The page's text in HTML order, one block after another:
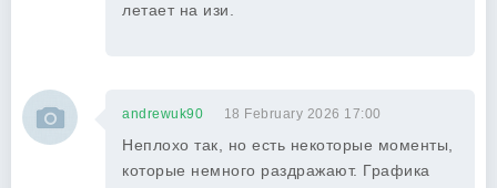
летает на изи.
andrewuk90 18 February 2026 17:00
Неплохо так, но есть некоторые моменты,
которые немного раздражают. Графика